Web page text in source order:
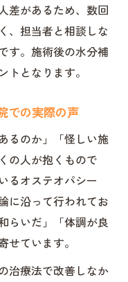
差があるため、数回
、担当者と相談しな
す。施術後の水分補
となります。
での実際の声
るのか」「怪しい施
の人が抱くもので
るオステオパシー
に沿って行われてお
らいだ」「体調が良
せています。
治療法で改善しなか